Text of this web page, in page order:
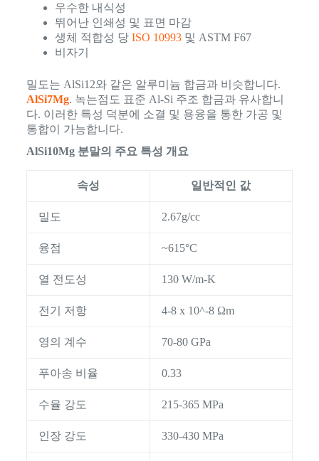
우수한 내식성
뛰어난 인쇄성 및 표면 마감
생체 적합성 당 ISO 10993및 ASTM F67
비자기
밀도는 AlSi12와 같은 알루미늄 합금과 비슷합니다.
AlSi7Mg. 녹는점도 표준 Al-Si 주조 합금과 유사합니
다. 이러한 특성 덕분에 소결 및 용융을 통한 가공 및
통합이 가능합니다.
AlSi10Mg 분말의 주요 특성 개요
속성 일반적인 값
밀도 2.67g/cc
융점 ~615°C
열 전도성 130 W/m-K
전기 저항 4-8 x 10^-8 Ωm
영의 계수 70-80 GPa
푸아송 비율 0.33
수율 강도 215-365 MPa
인장 강도 330-430 MPa